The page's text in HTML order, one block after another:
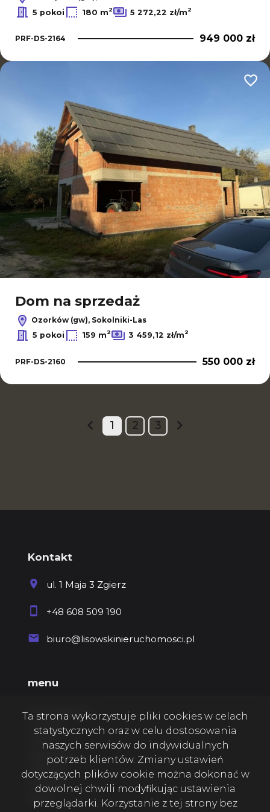
5 pokoi
180 m2 5 272,22 zł/m2
PRF-DS-2164 949 000 zł
Dom na sprzedaż
Ozorków (gw), Sokolniki-Las
5 pokoi
159 m2 3 459,12 zł/m2
PRF-DS-2160 550 000 zł
prev
1 2 3
next
Kontakt
ul. 1 Maja 3 Zgierz
+48 608 509 190
biuro@lisowskinieruchomosci.pl
menu
Strona główna
O firmie
Zgłoszenia
Ulubione
Kontakt
Ta strona wykorzystuje pliki cookies w celach
statystycznych oraz w celu dostosowania
naszych serwisów do indywidualnych
potrzeb klientów. Zmiany ustawień
dotyczących plików cookie można dokonać w
dowolnej chwili modyfikując ustawienia
przeglądarki. Korzystanie z tej strony bez